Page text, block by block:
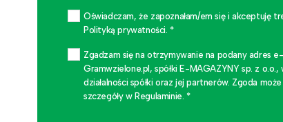
Oświadczam, że zapoznałam/em się i akceptuję
Polityką prywatności. *
Zgadzam się na otrzymywanie na podany adres
Gramwzielone.pl, spółki E-MAGAZYNY sp. z
działalności spółki oraz jej partnerów. Zgoda
szczegóły w Regulaminie. *